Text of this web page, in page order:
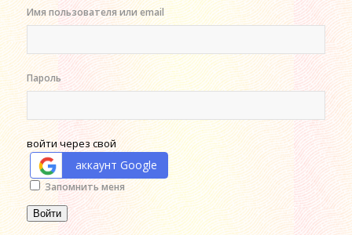
Имя пользователя или email
Пароль
войти через свой
аккаунт Google
Alternative:
Запомнить меня
Войти